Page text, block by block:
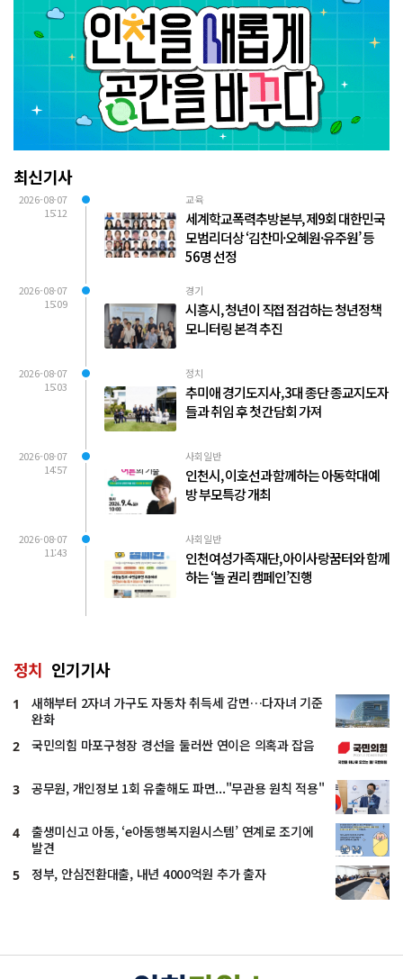
최신기사
2026-08-07
15:12
교육
세계학교폭력추방본부, 제9회 대한민국
모범리더상 ‘김찬미·오혜원·유주원’ 등
56명 선정
2026-08-07
15:09
경기
시흥시, 청년이 직접 점검하는 청년정책
모니터링 본격 추진
2026-08-07
15:03
정치
추미애 경기도지사, 3대 종단 종교지도자
들과 취임 후 첫 간담회 가져
2026-08-07
14:57
사회일반
인천시, 이호선과 함께하는 아동학대예
방 부모특강 개최
2026-08-07
11:43
사회일반
인천여성가족재단, 아이사랑꿈터와 함께
하는 ‘놀 권리 캠페인’진행
정치 인기기사
1
새해부터 2자녀 가구도 자동차 취득세 감면…다자녀 기준
완화
2 국민의힘 마포구청장 경선을 둘러싼 연이은 의혹과 잡음
3 공무원, 개인정보 1회 유출해도 파면..."무관용 원칙 적용"
4
출생미신고 아동, ‘e아동행복지원시스템’ 연계로 조기에
발견
5 정부, 안심전환대출, 내년 4000억원 추가 출자